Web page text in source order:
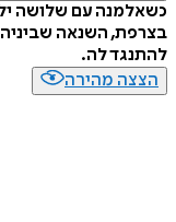
כשאלמנה עם שלושה
בצרפת, השנאה
להתנגד לה.
הצצה מהירה